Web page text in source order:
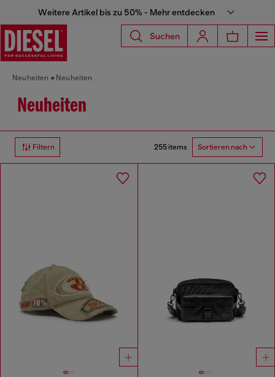
Weitere Artikel bis zu 50% - Mehr entdecken
Suchen
Neuheiten Neuheiten
Neuheiten
Filtern 255 items Sortieren nach